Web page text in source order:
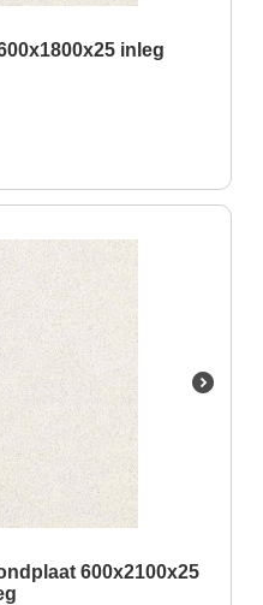
inleg
600x2100x25